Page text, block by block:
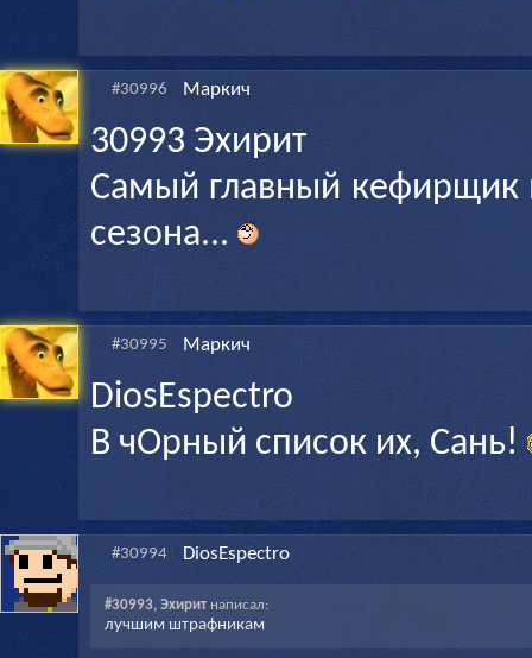
#30996 Маркич
30993 Эхирит
Самый главный кефирщик
сезона...
#30995 Маркич
DiosEspectro
В чОрный список их, Сань!
#30994 DiosEspectro
#30993, Эхиритнаписал:
лучшим штрафникам